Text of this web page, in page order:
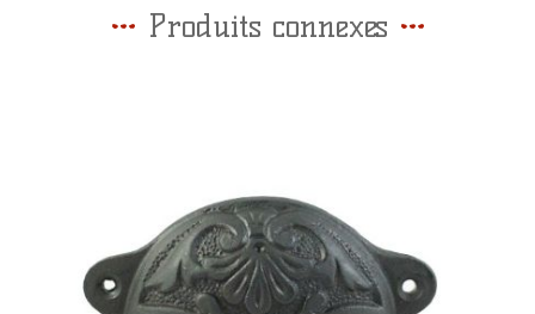
Produits connexes